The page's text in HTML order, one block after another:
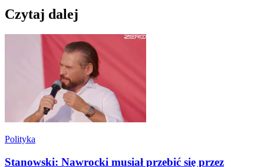
Czytaj dalej
Polityka
Stanowski: Nawrocki musiał przebić się przez